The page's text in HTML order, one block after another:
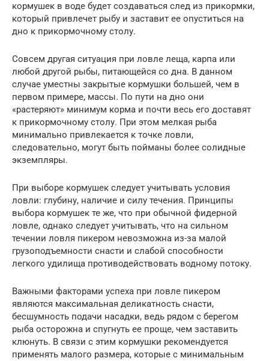
кормушек в воде будет создаваться след из прикормки,
который привлечет рыбу и заставит ее опуститься на
дно к прикормочному столу.
Совсем другая ситуация при ловле леща, карпа или
любой другой рыбы, питающейся со дна. В данном
случае уместны закрытые кормушки большей, чем в
первом примере, массы. По пути на дно они
«растеряют» минимум корма и почти весь его доставят
к прикормочному столу. При этом мелкая рыба
минимально привлекается к точке ловли,
следовательно, могут быть пойманы более солидные
экземпляры.
При выборе кормушек следует учитывать условия
ловли: глубину, наличие и силу течения. Принципы
выбора кормушек те же, что при обычной фидерной
ловле, однако следует учитывать, что на сильном
течении ловля пикером невозможна из-за малой
грузоподъемности снасти и слабой способности
легкого удилища противодействовать водному потоку.
Важными факторами успеха при ловле пикером
являются максимальная деликатность снасти,
бесшумность подачи насадки, ведь рядом с берегом
рыба осторожна и спугнуть ее проще, чем заставить
клюнуть. В связи с этим кормушки рекомендуется
применять малого размера, которые с минимальным